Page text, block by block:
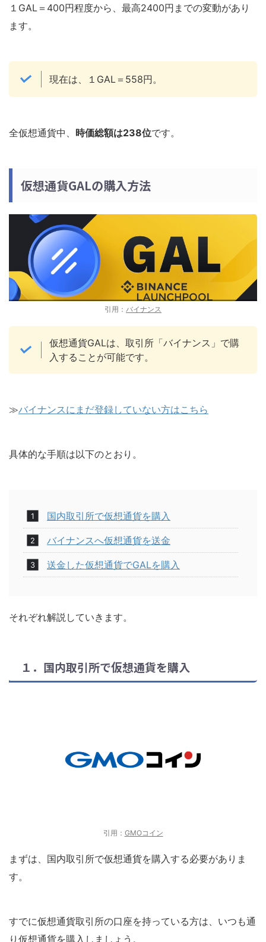
１GAL＝400円程度から、最高2400円までの変動があり
ます。
現在は、１GAL＝558円。
全仮想通貨中、 時価総額は238位です。
仮想通貨GALの購入方法
引用： バイナンス
仮想通貨GALは、取引所「バイナンス」で購
入することが可能です。
≫バイナンスにまだ登録していない方はこちら
具体的な手順は以下のとおり。
国内取引所で仮想通貨を購入
バイナンスへ仮想通貨を送金
送金した仮想通貨でGALを購入
それぞれ解説していきます。
１．国内取引所で仮想通貨を購入
引用： GMOコイン
まずは、国内取引所で仮想通貨を購入する必要がありま
す。
すでに仮想通貨取引所の口座を持っている方は、いつも通
り仮想通貨を購入しましょう。